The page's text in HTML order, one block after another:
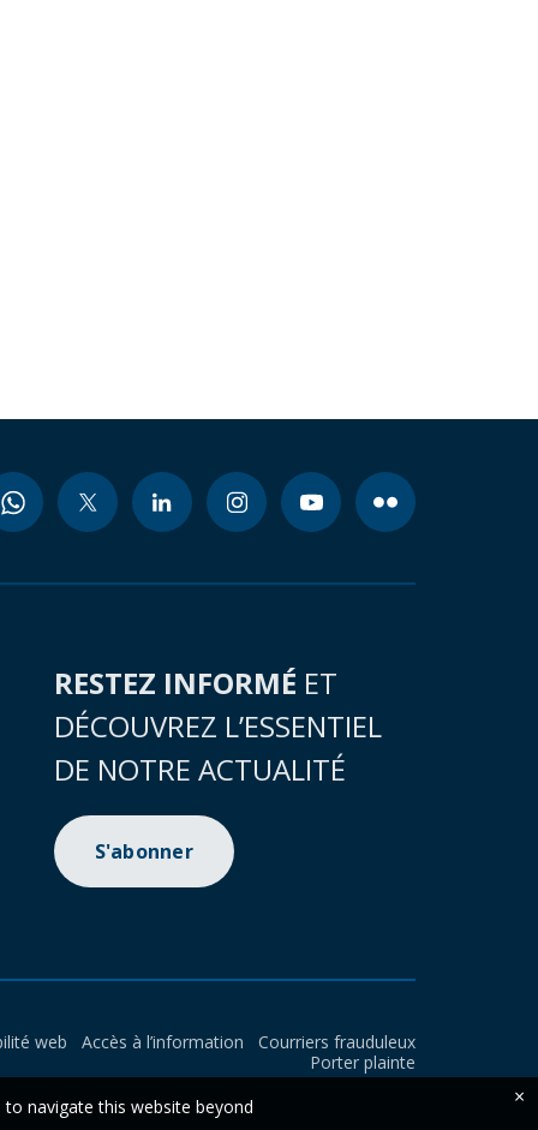
RESTEZ INFORMÉ ET
DÉCOUVREZ L’ESSENTIEL
DE NOTRE ACTUALITÉ
S'abonner
web Accès à l’information
Courriers frauduleux
Porter plainte
navigate this website beyond
×